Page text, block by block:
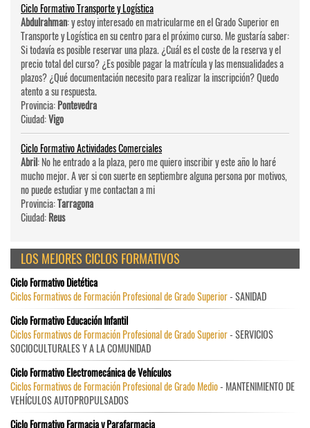
Ciclo Formativo Transporte y Logística
Abdulrahman: y estoy interesado en matricularme en el Grado Superior en
Transporte y Logística en su centro para el próximo curso. Me gustaría saber:
Si todavía es posible reservar una plaza. ¿Cuál es el coste de la reserva y el
precio total del curso? ¿Es posible pagar la matrícula y las mensualidades a
plazos? ¿Qué documentación necesito para realizar la inscripción? Quedo
atento a su respuesta.
Provincia:Pontevedra
Ciudad:Vigo
Ciclo Formativo Actividades Comerciales
Abril: No he entrado a la plaza, pero me quiero inscribir y este año lo haré
mucho mejor. A ver si con suerte en septiembre alguna persona por motivos,
no puede estudiar y me contactan a mi
Provincia:Tarragona
Ciudad:Reus
LOS MEJORES CICLOS FORMATIVOS
Ciclo Formativo Dietética
Ciclos Formativos de Formación Profesional de Grado Superior- SANIDAD
Ciclo Formativo Educación Infantil
Ciclos Formativos de Formación Profesional de Grado Superior- SERVICIOS
SOCIOCULTURALES Y A LA COMUNIDAD
Ciclo Formativo Electromecánica de Vehículos
Ciclos Formativos de Formación Profesional de Grado Medio- MANTENIMIENTO DE
VEHÍCULOS AUTOPROPULSADOS
Ciclo Formativo Farmacia y Parafarmacia